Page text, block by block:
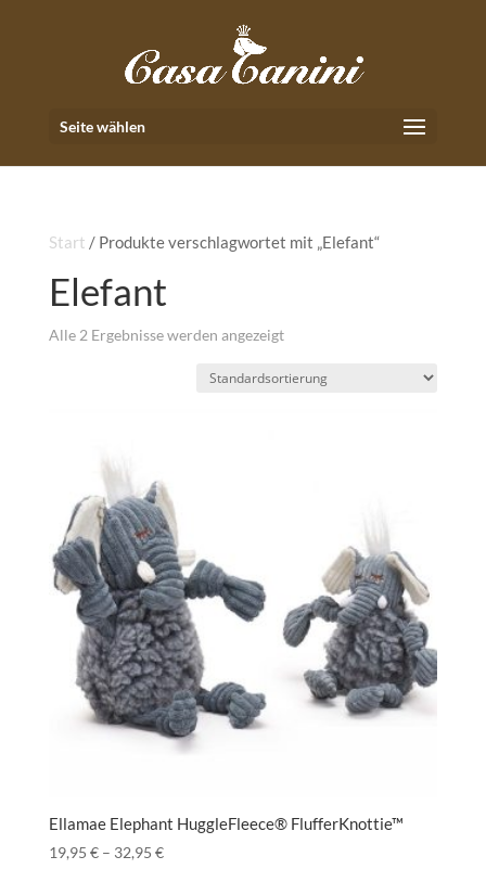
Seite wählen
Start / Produkte verschlagwortet mit „Elefant“
Elefant
Alle 2 Ergebnisse werden angezeigt
Ellamae Elephant HuggleFleece® FlufferKnottie™
19,95 €– 32,95 €